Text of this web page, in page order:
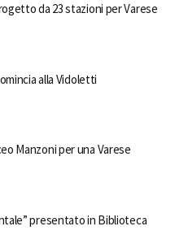
da 23 stazioni per Varese
alla Vidoletti
Manzoni per una Varese
presentato in Biblioteca